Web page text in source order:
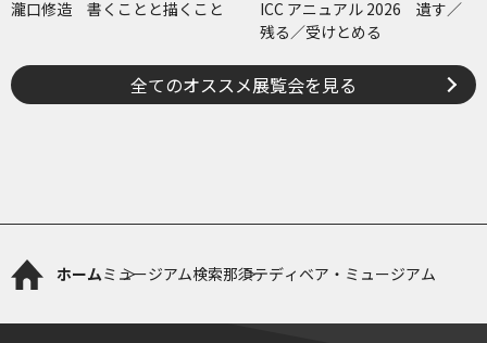
瀧口修造 書くことと描くこと
ICC アニュアル 2026 遺す／
残る／受けとめる
全てのオススメ展覧会を見る
ホームミュージアム検索那須テディベア・ミュージアム